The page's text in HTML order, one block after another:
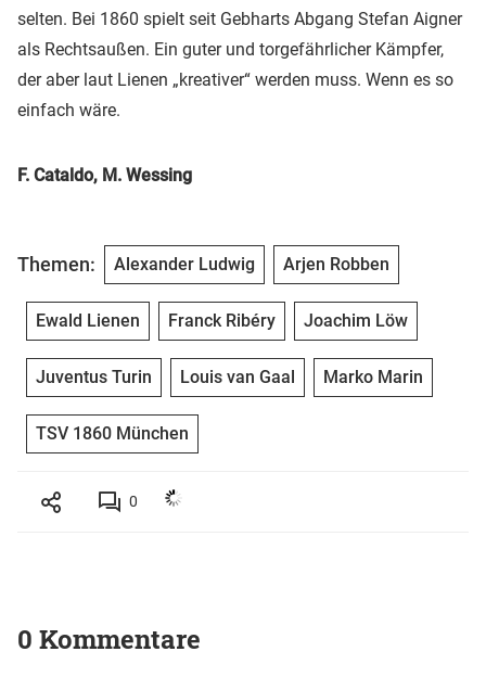
selten. Bei 1860 spielt seit Gebharts Abgang Stefan Aigner
als Rechtsaußen. Ein guter und torgefährlicher Kämpfer,
der aber laut Lienen „kreativer“ werden muss. Wenn es so
einfach wäre.
F. Cataldo, M. Wessing
Themen: Alexander Ludwig Arjen Robben
Ewald Lienen Franck Ribéry Joachim Löw
Juventus Turin Louis van Gaal Marko Marin
TSV 1860 München
0
0 Kommentare